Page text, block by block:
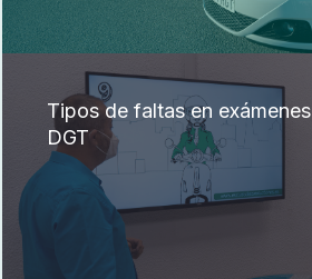
Tipos de faltas en exámenes
DGT